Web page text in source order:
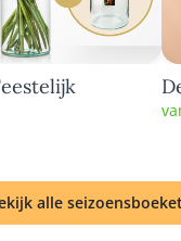
alle